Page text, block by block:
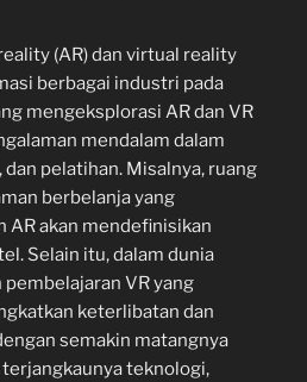
(AR) dan virtual reality
berbagai industri pada
mengeksplorasi AR dan VR
mendalam dalam
pelatihan. Misalnya, ruang
berbelanja yang
AR akan mendefinisikan
Selain itu, dalam dunia
VR yang
keterlibatan dan
semakin matangnya
teknologi,